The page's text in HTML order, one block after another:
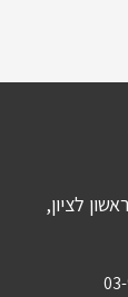
שביט 3, ראשון לציון,